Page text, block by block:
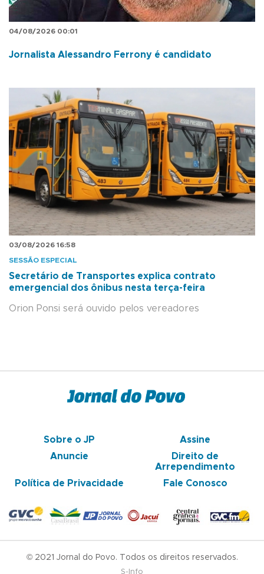
04/08/2026 00:01
Jornalista Alessandro Ferrony é candidato
03/08/2026 16:58
SESSÃO ESPECIAL
Secretário de Transportes explica contrato
emergencial dos ônibus nesta terça-feira
Orion Ponsi será ouvido pelos vereadores
Sobre o JP
Assine
Anuncie
Direito de
Arrependimento
Política de Privacidade
Fale Conosco
© 2021 Jornal do Povo. Todos os direitos reservados.
S-Info